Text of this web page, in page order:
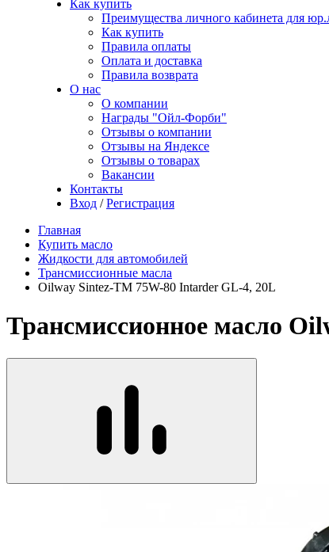
Как купить
Преимущества личного кабинета для
Как купить
Правила оплаты
Оплата и доставка
Правила возврата
О нас
О компании
Награды "Ойл-Форби"
Отзывы о компании
Отзывы на Яндексе
Отзывы о товарах
Вакансии
Контакты
Вход / Регистрация
Главная
Купить масло
Жидкости для автомобилей
Трансмиссионные масла
Oilway Sintez-TM 75W-80 Intarder GL-4, 20L
Трансмиссионное масло